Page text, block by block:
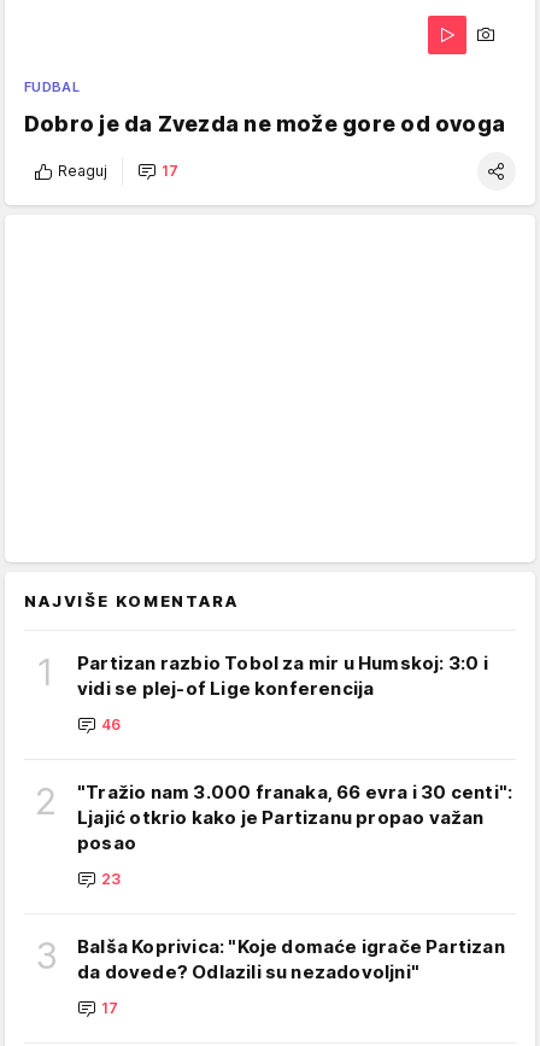
FUDBAL
Dobro je da Zvezda ne može gore od ovoga
Reaguj 17
NAJVIŠE KOMENTARA
1
Partizan razbio Tobol za mir u Humskoj: 3:0 i
vidi se plej-of Lige konferencija
46
2
"Tražio nam 3.000 franaka, 66 evra i 30 centi":
Ljajić otkrio kako je Partizanu propao važan
posao
23
3
Balša Koprivica: "Koje domaće igrače Partizan
da dovede? Odlazili su nezadovoljni"
17